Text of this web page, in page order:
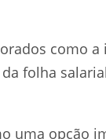
como
folha
uma opção